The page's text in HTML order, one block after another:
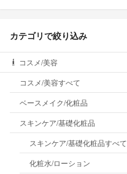
カテゴリで絞り込み
コスメ/美容
コスメ/美容すべて
ベースメイク/化粧品
スキンケア/基礎化粧品
スキンケア/基礎化粧品すべて
化粧水/ローション